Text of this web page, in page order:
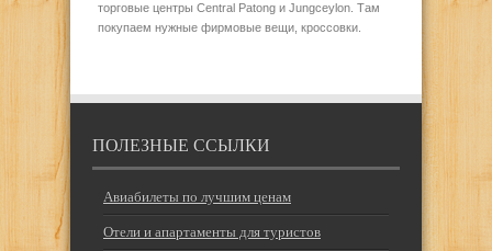
торговые центры Central Patong и Jungceylon. Там
покупаем нужные фирмовые вещи, кроссовки.
ПОЛЕЗНЫЕ ССЫЛКИ
Авиабилеты по лучшим ценам
Отели и апартаменты для туристов